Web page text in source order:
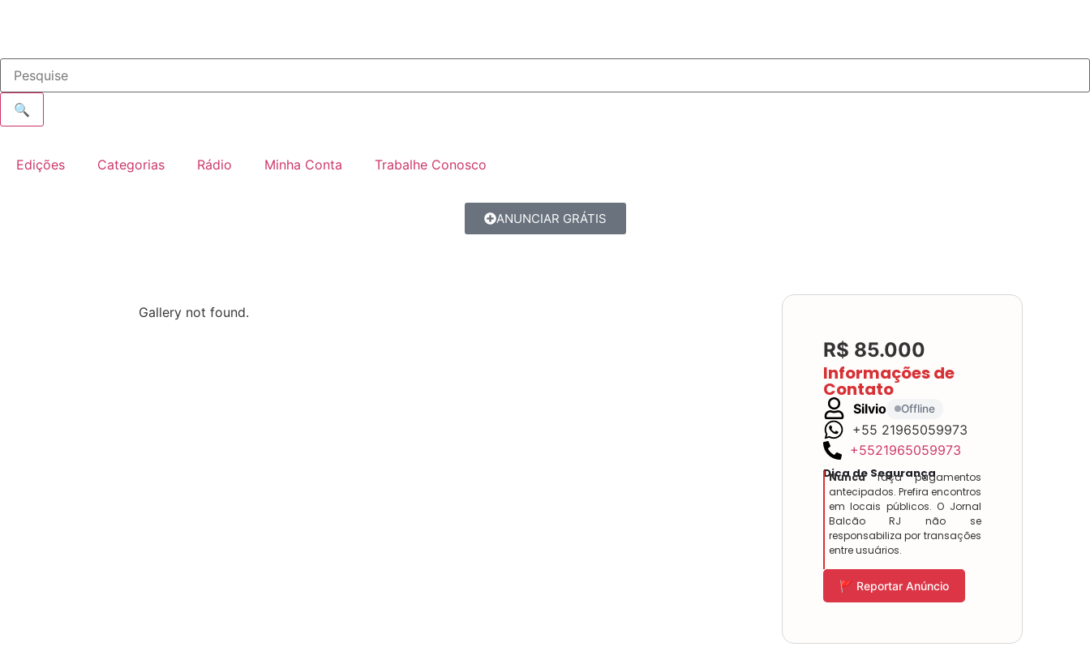
🔍
Edições Categorias Rádio Minha Conta Trabalhe Conosco
ANUNCIAR GRÁTIS
Gallery not found.
R$ 85.000
Informações de
Contato
Silvio Offline
+55 21965059973
+5521965059973
Dica de Segurança
Nuncafaça pagamentos
antecipados. Prefira encontros
em locais públicos. O Jornal
Balcão RJ não se
responsabiliza por transações
entre usuários.
🚩 Reportar Anúncio